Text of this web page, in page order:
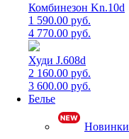
Комбинезон Kn.10d
1 590.00 руб.
4 770.00 руб.
Худи J.608d
2 160.00 руб.
3 600.00 руб.
Белье
Новинки